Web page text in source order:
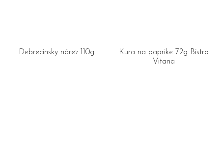
Debrecínsky nárez 110g
Kura na paprike 72g Bistro
Vitana